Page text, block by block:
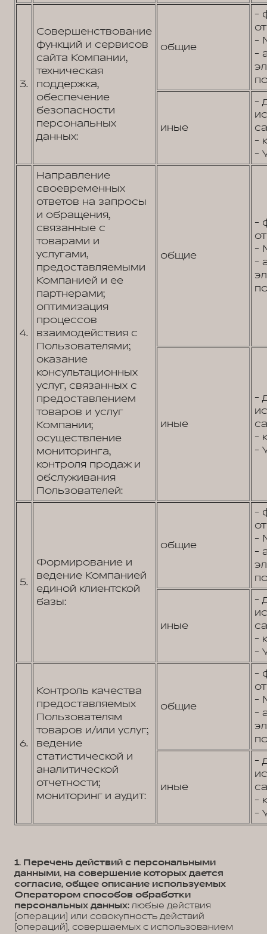
3.
Совершенствование
функций и сервисов
сайта Компании,
техническая
поддержка,
обеспечение
безопасности
персональных
данных:
общие
-
-
-
иные
-
-
-
4.
Направление
своевременных
ответов на запросы
и обращения,
связанные с
товарами и
услугами,
предоставляемыми
Компанией и ее
партнерами;
оптимизация
процессов
взаимодействия с
Пользователями;
оказание
консультационных
услуг, связанных с
предоставлением
товаров и услуг
Компании;
осуществление
мониторинга,
контроля продаж и
обслуживания
Пользователей:
общие
-
-
-
иные
-
-
-
5.
Формирование и
ведение Компанией
единой клиентской
базы:
общие
-
-
-
иные
-
-
-
6.
Контроль качества
предоставляемых
Пользователям
товаров и/или услуг;
ведение
статистической и
аналитической
отчетности;
мониторинг и аудит:
общие
-
-
-
иные
-
-
-
1. Перечень действий с персональными
данными, на совершение которых дается
согласие, общее описание используемых
Оператором способов обработки
персональных данных: любые действия
(операции) или совокупность действий
(операций), совершаемых с использованием